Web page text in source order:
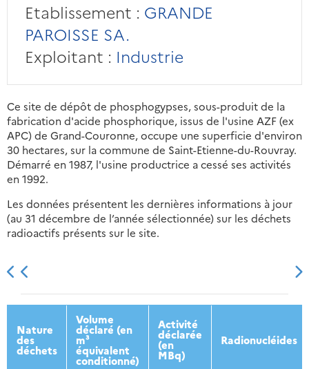
Etablissement : GRANDE
PAROISSE SA.
Exploitant : Industrie
Ce site de dépôt de phosphogypses, sous-produit de la
fabrication d'acide phosphorique, issus de l'usine AZF (ex
APC) de Grand-Couronne, occupe une superficie d'environ
30 hectares, sur la commune de Saint-Etienne-du-Rouvray.
Démarré en 1987, l'usine productrice a cessé ses activités
en 1992.
Les données présentent les dernières informations à jour
(au 31 décembre de l’année sélectionnée) sur les déchets
radioactifs présents sur le site.
2013 2014 2015 2016
Nature
des
déchets
Volume
déclaré (en
m³
équivalent
conditionné)
Activité
déclarée
(en
MBq)
Radionucléides